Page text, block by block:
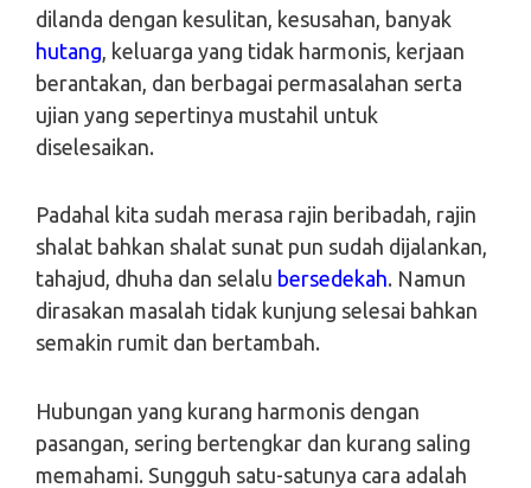
dilanda dengan kesulitan, kesusahan, banyak
hutang , keluarga yang tidak harmonis, kerjaan
berantakan, dan berbagai permasalahan serta
ujian yang sepertinya mustahil untuk
diselesaikan.
Padahal kita sudah merasa rajin beribadah, rajin
shalat bahkan shalat sunat pun sudah dijalankan,
tahajud, dhuha dan selalu bersedekah. Namun
dirasakan masalah tidak kunjung selesai bahkan
semakin rumit dan bertambah.
Hubungan yang kurang harmonis dengan
pasangan, sering bertengkar dan kurang saling
memahami. Sungguh satu-satunya cara adalah